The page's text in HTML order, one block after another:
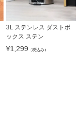
3L ステンレス ダストボ
ックス ステン
¥1,299 （税込み）